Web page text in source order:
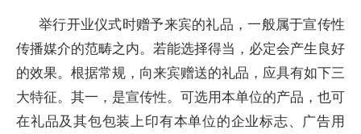
举行开业仪式时赠予来宾的礼品，一般属于宣传性
传播媒介的范畴之内。若能选择得当，必定会产生良好
的效果。根据常规，向来宾赠送的礼品，应具有如下三
大特征。其一，是宣传性。可选用本单位的产品，也可
在礼品及其包包装上印有本单位的企业标志、广告用